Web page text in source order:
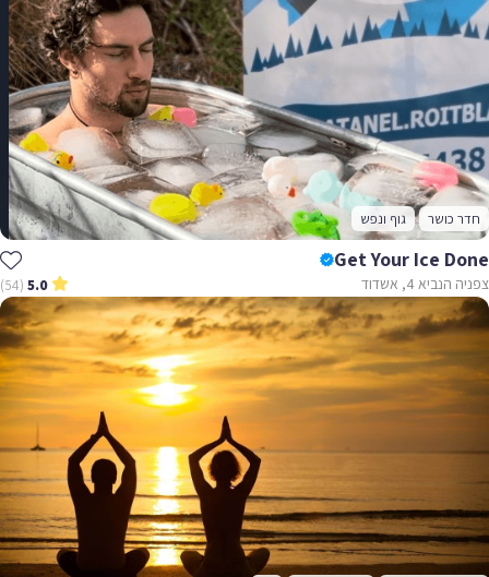
חדר כושר גוף ונפש
Get Your Ice Done
צפניה הנביא 4, אשדוד 5.0
(54)